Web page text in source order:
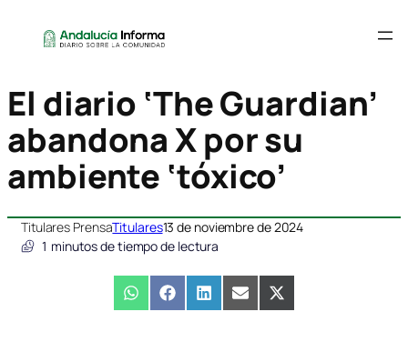
El diario ‘The Guardian’
abandona X por su
ambiente ‘tóxico’
Titulares PrensaTitulares13 de noviembre de 2024
1 minutos de tiempo de lectura
Compartir
en
WhatsAppCompartir
en
FacebookCompartir
en
LinkedInCompartir
en
EmailCompartir
en
X
(Twitter)